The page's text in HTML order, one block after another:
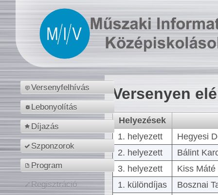
Versenyfelhívás
Lebonyolítás
Díjazás
Szponzorok
Program
Regisztráció
Versenyen
Helyezések
1. helyezett
Hegyesi
2. helyezett
Bálint
3. helyezett
Kiss
1. különdíjas
Bosznai